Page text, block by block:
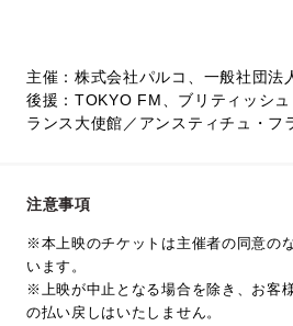
主催：株式会社パルコ、一般社団法
後援：TOKYO FM、ブリティッシ
ランス大使館／アンスティチュ・フ
注意事項
※本上映のチケットは主催者の同意の
います。
※上映が中止となる場合を除き、お客
の払い戻しはいたしません。